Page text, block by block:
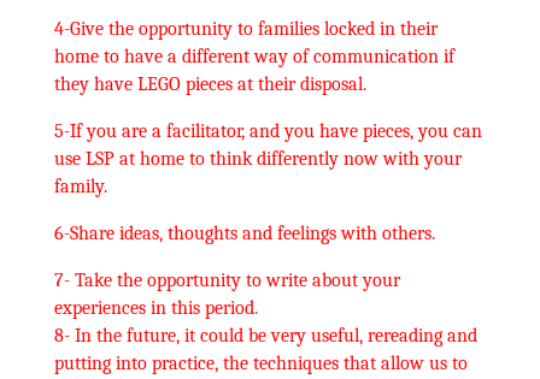
4-Give the opportunity to families locked in their
home to have a different way of communication if
they have LEGO pieces at their disposal.
5-If you are a facilitator, and you have pieces, you can
use LSP at home to think differently now with your
family.
6-Share ideas, thoughts and feelings with others.
7- Take the opportunity to write about your
experiences in this period.
8- In the future, it could be very useful, rereading and
putting into practice, the techniques that allow us to